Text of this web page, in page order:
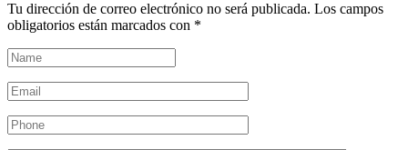
Tu dirección de correo electrónico no será publicada. Los campos
obligatorios están marcados con *